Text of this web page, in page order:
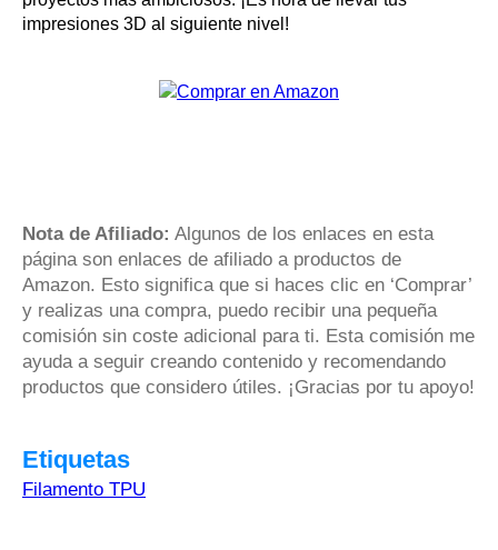
impresiones 3D al siguiente nivel!
Nota de Afiliado: Algunos de los enlaces en esta
página son enlaces de afiliado a productos de
Amazon. Esto significa que si haces clic en ‘Comprar’
y realizas una compra, puedo recibir una pequeña
comisión sin coste adicional para ti. Esta comisión me
ayuda a seguir creando contenido y recomendando
productos que considero útiles. ¡Gracias por tu apoyo!
Etiquetas
Filamento TPU